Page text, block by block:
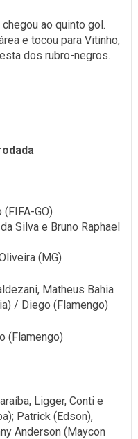
ao quinto gol.
e tocou para Vitinho,
dos rubro-negros.
GO)
Silva e Bruno Raphael
(MG)
Matheus Bahia
/ Diego (Flamengo)
(Flamengo)
Ligger, Conti e
Patrick (Edson),
Anderson (Maycon